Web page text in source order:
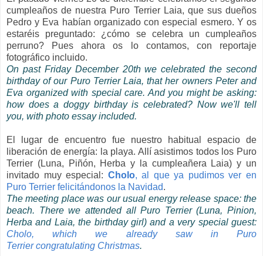
cumpleaños de nuestra Puro Terrier Laia, que sus dueños
Pedro y Eva habían organizado con especial esmero. Y os
estaréis preguntado: ¿cómo se celebra un cumpleaños
perruno? Pues ahora os lo contamos, con reportaje
fotográfico incluido.
On past Friday December 20th we celebrated the second
birthday of our Puro Terrier Laia, that her owners Peter and
Eva organized with special care. And you might be asking:
how does a doggy birthday is celebrated? Now we'll tell
you, with photo essay included.
El lugar de encuentro fue nuestro habitual espacio de
liberación de energía: la playa. Allí asistimos todos los Puro
Terrier (Luna, Piñón, Herba y la cumpleañera Laia) y un
invitado muy especial: Cholo, al que ya pudimos ver en
Puro Terrier felicitándonos la Navidad.
The meeting place was our usual energy release space: the
beach. There we attended all Puro Terrier (Luna, Pinion,
Herba and Laia, the birthday girl) and a very special guest:
Cholo, which we already saw in Puro
Terriercongratulating Christmas.